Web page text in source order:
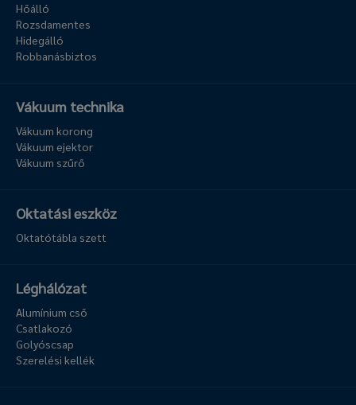
Hőálló
Rozsdamentes
Hidegálló
Robbanásbiztos
Vákuum technika
Vákuum korong
Vákuum ejektor
Vákuum szűrő
Oktatási eszköz
Oktatótábla szett
Léghálózat
Alumínium cső
Csatlakozó
Golyóscsap
Szerelési kellék